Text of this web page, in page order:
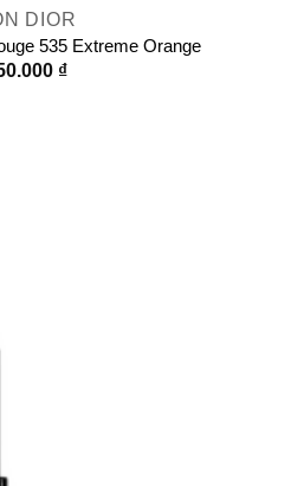
DIOR
535 Extreme Orange
₫